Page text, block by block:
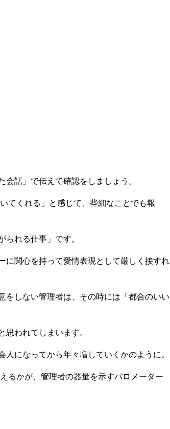
話」で伝えて確認をしましょう。
てくれる」と感じて、些細なことでも報
れる仕事」です。
に関心を持って愛情表現として厳しく接すれ
をしない管理者は、その時には「都合のいい
われてしまいます。
になってから年々増していくかのように。
るかが、管理者の器量を示すバロメーター